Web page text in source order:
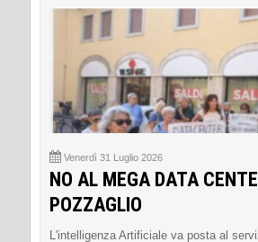
Venerdì 31 Luglio 2026
NO AL MEGA DATA
POZZAGLIO
L'intelligenza Artificiale va posta al